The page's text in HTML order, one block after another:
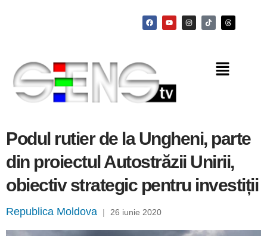
Podul rutier de la Ungheni, parte
din proiectul Autostrăzii Unirii,
obiectiv strategic pentru investiții
Republica Moldova | 26 iunie 2020